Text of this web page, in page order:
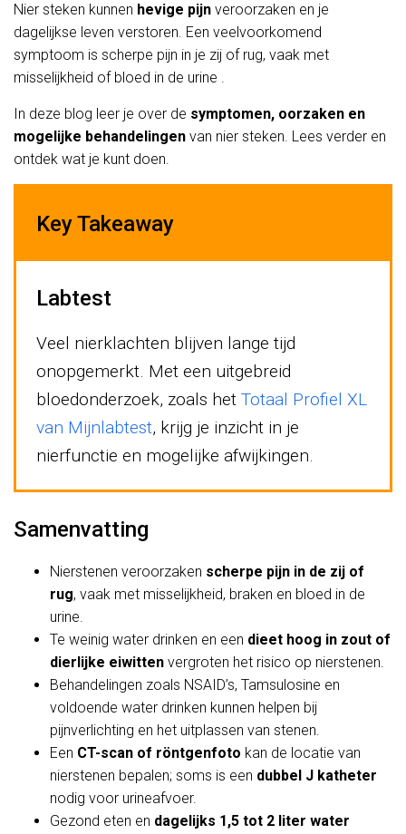
Nier steken kunnen hevige pijn veroorzaken en je
dagelijkse leven verstoren. Een veelvoorkomend
symptoom is scherpe pijn in je zij of rug, vaak met
misselijkheid of bloed in de urine .
In deze blog leer je over de symptomen, oorzaken en
mogelijke behandelingen van nier steken. Lees verder en
ontdek wat je kunt doen.
Key Takeaway
Labtest
Veel nierklachten blijven lange tijd
onopgemerkt. Met een uitgebreid
bloedonderzoek, zoals het Totaal Profiel XL
van Mijnlabtest, krijg je inzicht in je
nierfunctie en mogelijke afwijkingen.
Samenvatting
Nierstenen veroorzaken scherpe pijn in de zij of
rug, vaak met misselijkheid, braken en bloed in de
urine.
Te weinig water drinken en een dieet hoog in zout of
dierlijke eiwitten vergroten het risico op nierstenen.
Behandelingen zoals NSAID’s, Tamsulosine en
voldoende water drinken kunnen helpen bij
pijnverlichting en het uitplassen van stenen.
Een CT-scan of röntgenfoto kan de locatie van
nierstenen bepalen; soms is een dubbel J katheter
nodig voor urineafvoer.
Gezond eten en dagelijks 1,5 tot 2 liter water